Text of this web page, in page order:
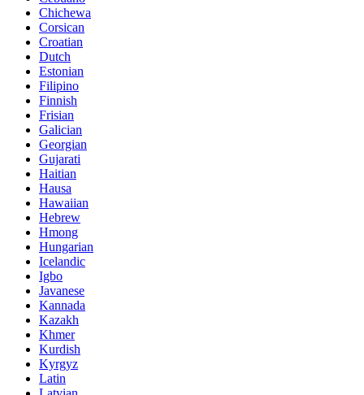
Chichewa
Corsican
Croatian
Dutch
Estonian
Filipino
Finnish
Frisian
Galician
Georgian
Gujarati
Haitian
Hausa
Hawaiian
Hebrew
Hmong
Hungarian
Icelandic
Igbo
Javanese
Kannada
Kazakh
Khmer
Kurdish
Kyrgyz
Latin